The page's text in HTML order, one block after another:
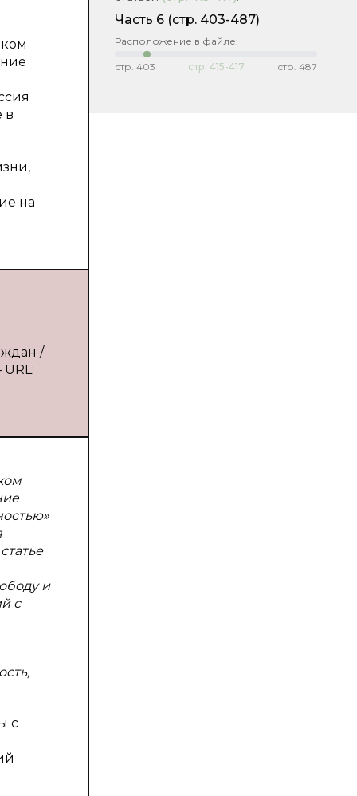
в
на
/
и
с
с
Часть 6 (стр. 403-487)
Расположение в файле:
стр. 403 стр. 415-417 стр. 487